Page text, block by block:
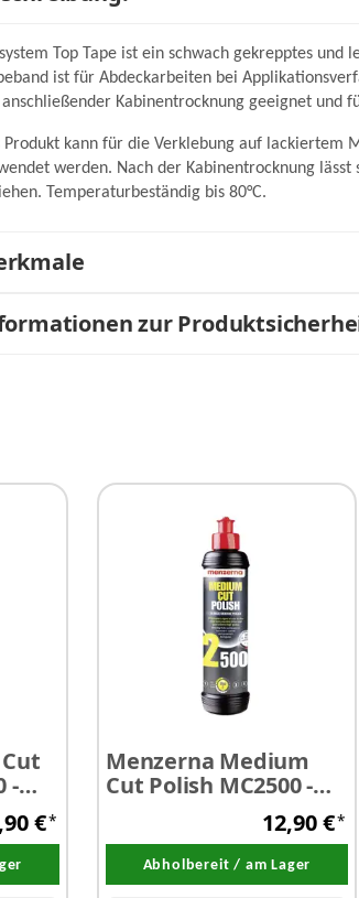
Top Tape ist ein schwach gekrepptes und
ist für Abdeckarbeiten bei
Kabinentrocknung geeignet und
Produkt kann für die Verklebung auf lackiertem
werden. Nach der Kabinentrocknung lässt
Temperaturbeständig bis 80°C.
zur
-
€*
Menzerna Medium
Cut Polish MC2500 -
Feinschleifpaste 250
12,90 €*
Abholbereit / am Lager